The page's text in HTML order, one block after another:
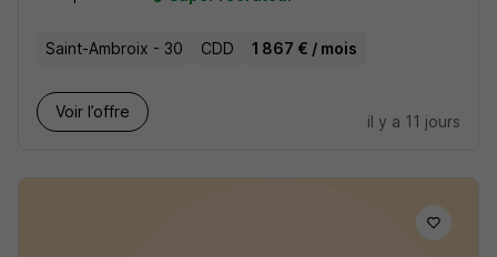
Saint-Ambroix - 30 CDD 1 867 € / mois
Voir l’offre
il y a 11 jours